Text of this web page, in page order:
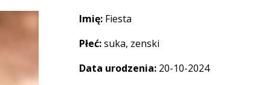
Imię: Fiesta
Płeć:suka, zenski
Data urodzenia: 20-10-2024